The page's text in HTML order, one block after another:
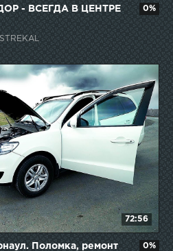
- ВСЕГДА В ЦЕНТРЕ
STREKAL
0%
72:56
Поломка, ремонт
0%